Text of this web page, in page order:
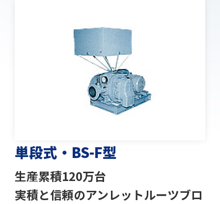
単段式・BS-F型
生産累積120万台
実積と信頼のアンレットルーツブロ